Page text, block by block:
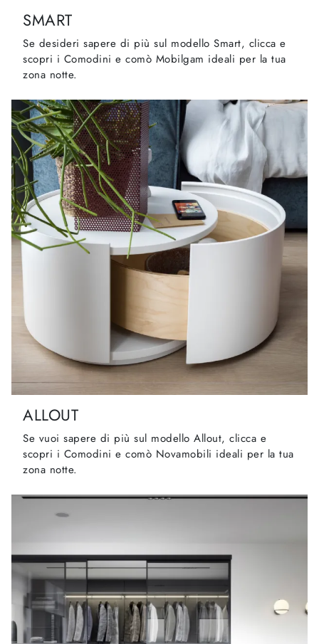
SMART
Se desideri sapere di più sul modello Smart, clicca e
scopri i Comodini e comò Mobilgam ideali per la tua
zona notte.
ALLOUT
Se vuoi sapere di più sul modello Allout, clicca e
scopri i Comodini e comò Novamobili ideali per la tua
zona notte.